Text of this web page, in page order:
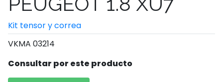
Kit tensor y correa
VKMA 03214
Consultar por este producto